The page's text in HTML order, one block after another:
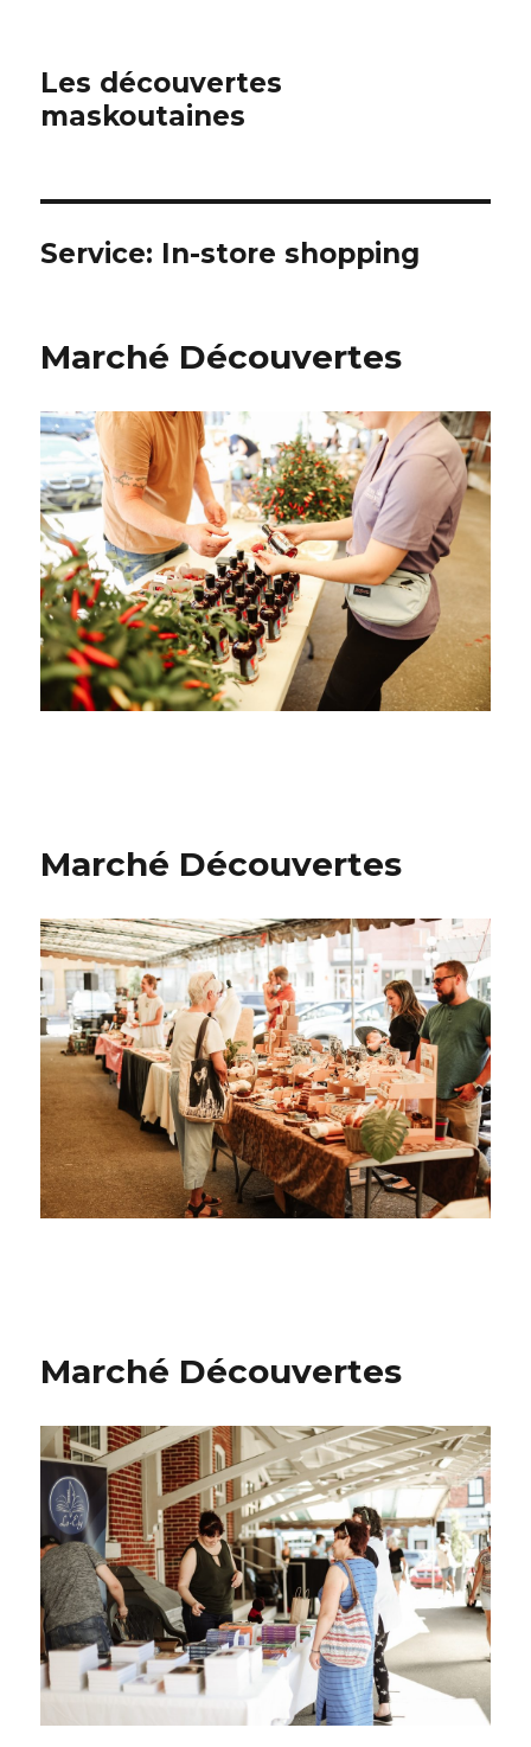
Les découvertes
maskoutaines
Service: In-store shopping
Marché Découvertes
Marché Découvertes
Marché Découvertes